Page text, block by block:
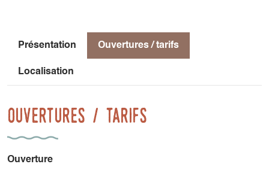
Présentation Ouvertures / tarifs
Localisation
Ouvertures / tarifs
Ouverture